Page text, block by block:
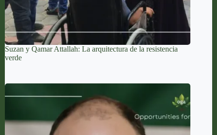
Suzan y Qamar Attallah: La arquitectura de la resistencia
verde